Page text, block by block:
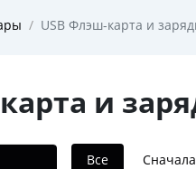
USB Флэш-карта и
и
Все